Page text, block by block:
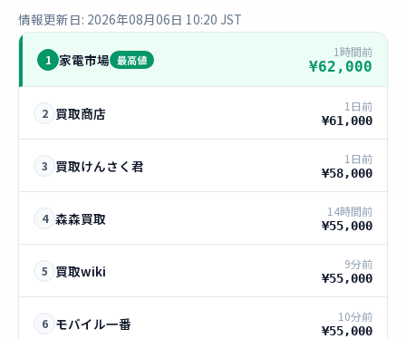
情報更新日: 2026年08月06日 10:20 JST
1 家電市場 最高値
1時間前
¥62,000
2 買取商店 1日前
¥61,000
3 買取けんさく君 1日前
¥58,000
4 森森買取 14時間前
¥55,000
5 買取wiki 9分前
¥55,000
6 モバイル一番 10分前
¥55,000